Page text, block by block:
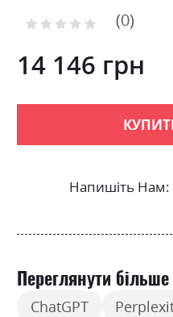
the
of
the
gallery
Рейтинг: 0
14 146 грн
Напишіть Нам:
Переглянути
ChatGPT